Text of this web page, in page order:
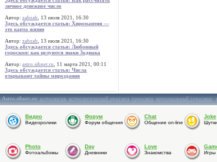
личное денежное число
Автор: zabzab , 13 июля 2021, 16:30
Здесь обсуждается статья: Хиромантия —
это карта жизни
Автор: zabzab , 13 июля 2021, 16:30
Здесь обсуждается статья: Любовный
гороскоп: как целуются знаки Зодиака
Автор: astro.sibnet.ru , 11 марта 2021, 00:11
Здесь обсуждается статья: Числа
открывают тайны мироздания
Astro.sibnet.ru:астрология,астрологический прогноз,гороскоп,персональный гороскоп,
Видео
Видеоролики
Форум
Форум общения
Chat
Общение on-line
Joke
Photo
Фотоальбомы
Day
Дневники
Love
Знакомства Игры